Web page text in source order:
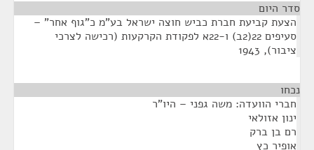
סדר היום
הצעת קביעת חברת כביש חוצה ישראל בע"מ כ"גוף אחר" –
סעיפים 22(2ב) ו-22א לפקודת הקרקעות (רכישה לצרכי
ציבור), 1943
נכחו
חברי הוועדה: משה גפני – היו"ר
ינון אזולאי
רם בן ברק
אופיר כץ